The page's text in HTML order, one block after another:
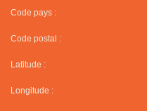
Code pays :
Code postal :
Latitude :
Longitude :